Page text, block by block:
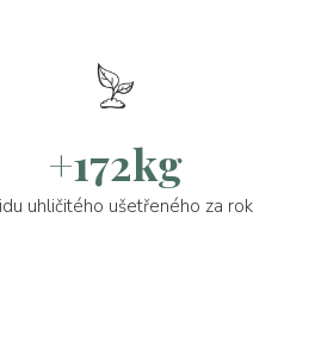
+172kg
uhličitého ušetřeného za rok